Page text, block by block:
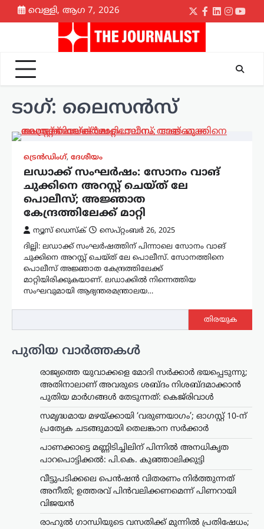
Skip
to
വെള്ളി, ആഗ 7, 2026
Twitter
Facebook
LinkedIn
ടാഗ്: ലൈസൻസ്
ട്രെൻഡിംഗ്, ദേശീയം
ലഡാക്ക് സംഘർഷം: സോനം വാങ്
ചുക്കിനെ അറസ്റ്റ് ചെയ്ത് ലേ
പൊലീസ്; അജ്ഞാത
കേന്ദ്രത്തിലേക്ക് മാറ്റി
ന്യൂസ് ഡെസ്ക്
സെപ്റ്റംബർ 26, 2025
ദില്ലി: ലഡാക്ക് സംഘർഷത്തിന് പിന്നാലെ സോനം വാങ്
ചുക്കിനെ അറസ്റ്റ് ചെയ്ത് ലേ പൊലീസ്. സോനത്തിനെ
പൊലീസ് അജ്ഞാത കേന്ദ്രത്തിലേക്ക്
മാറ്റിയിരിക്കുകയാണ്. ലഡാക്കിൽ നിന്നെത്തിയ
സംഘവുമായി ആഭ്യന്തരമന്ത്രാലയ…
തിരയുക
പുതിയ വാർത്തകൾ
രാജ്യത്തെ യുവാക്കളെ മോദി സർക്കാർ ഭയപ്പെടുന്നു;
അതിനാലാണ് അവരുടെ ശബ്ദം നിശബ്ദമാക്കാൻ
പുതിയ മാർഗങ്ങൾ തേടുന്നത്: കെജ്‌രിവാൾ
സമൃദ്ധമായ മഴയ്ക്കായി ‘വരുണയാഗം’; ഓഗസ്റ്റ് 10-ന്
പ്രത്യേക ചടങ്ങുമായി തെലങ്കാന സർക്കാർ
പാണക്കാട്ടെ മണ്ണിടിച്ചിലിന് പിന്നിൽ അനധികൃത
പാറപൊട്ടിക്കൽ: പി.കെ. കുഞ്ഞാലിക്കുട്ടി
വീട്ടുപടിക്കലെ പെൻഷൻ വിതരണം നിർത്തുന്നത്
അനീതി; ഉത്തരവ് പിൻവലിക്കണമെന്ന് പിണറായി
വിജയൻ
രാഹുൽ ഗാന്ധിയുടെ വസതിക്ക് മുന്നിൽ പ്രതിഷേധം;